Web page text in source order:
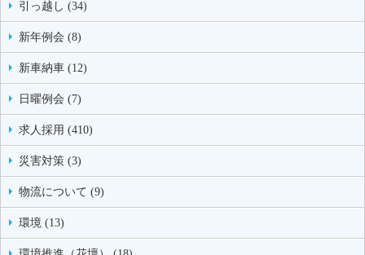
引っ越し (34)
新年例会 (8)
新車納車 (12)
日曜例会 (7)
求人採用 (410)
災害対策 (3)
物流について (9)
環境 (13)